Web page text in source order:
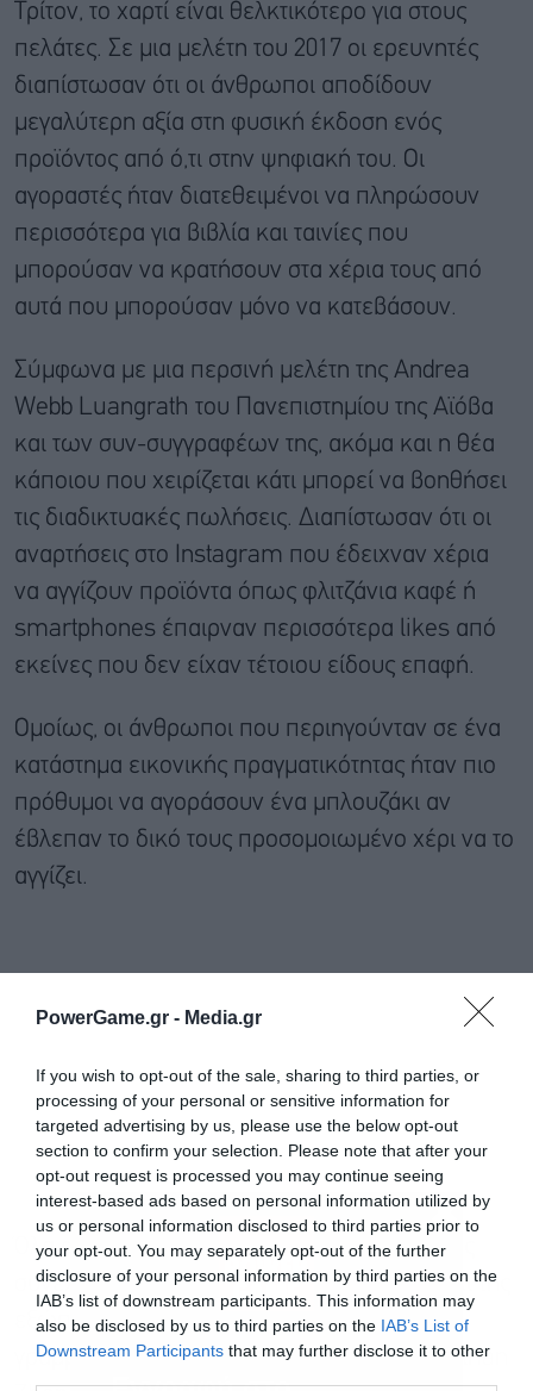
PowerGame.gr - Media.gr
If you wish to opt-out of the sale, sharing to third parties, or
processing of your personal or sensitive information for
targeted advertising by us, please use the below opt-out
section to confirm your selection. Please note that after your
opt-out request is processed you may continue seeing
interest-based ads based on personal information utilized by
us or personal information disclosed to third parties prior to
your opt-out. You may separately opt-out of the further
disclosure of your personal information by third parties on the
IAB’s list of downstream participants. This information may
also be disclosed by us to third parties on the IAB’s List of
Downstream Participants that may further disclose it to other
Τρίτον, το χαρτί είναι θελκτικότερο για στους
πελάτες. Σε μια μελέτη του 2017 οι ερευνητές
διαπίστωσαν ότι οι άνθρωποι αποδίδουν
μεγαλύτερη αξία στη φυσική έκδοση ενός
προϊόντος από ό,τι στην ψηφιακή του. Οι
αγοραστές ήταν διατεθειμένοι να πληρώσουν
περισσότερα για βιβλία και ταινίες που
μπορούσαν να κρατήσουν στα χέρια τους από
αυτά που μπορούσαν μόνο να κατεβάσουν.
Σύμφωνα με μια περσινή μελέτη της Andrea
Webb Luangrath του Πανεπιστημίου της Αϊόβα
και των συν-συγγραφέων της, ακόμα και η θέα
κάποιου που χειρίζεται κάτι μπορεί να βοηθήσει
τις διαδικτυακές πωλήσεις. Διαπίστωσαν ότι οι
αναρτήσεις στο Instagram που έδειχναν χέρια
να αγγίζουν προϊόντα όπως φλιτζάνια καφέ ή
smartphones έπαιρναν περισσότερα likes από
εκείνες που δεν είχαν τέτοιου είδους επαφή.
Ομοίως, οι άνθρωποι που περιηγούνταν σε ένα
κατάστημα εικονικής πραγματικότητας ήταν πιο
πρόθυμοι να αγοράσουν ένα μπλουζάκι αν
έβλεπαν το δικό τους προσομοιωμένο χέρι να το
αγγίζει.
Όλα αυτά εξηγούν γιατί οι κατάλογοι λιανικής
συνεχίζουν να «προσγειώνονται» στο χαλάκι της
εξώπορτας και να κατακλύζουν τα
γραμματοκιβώτια. Σε μια νέα μελέτη ο Jonathan